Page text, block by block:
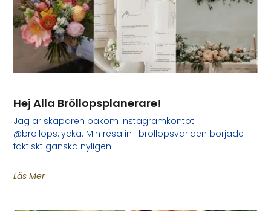
Hej Alla Bröllopsplanerare!
Jag är skaparen bakom Instagramkontot
@brollops.lycka. Min resa in i bröllopsvärlden började
faktiskt ganska nyligen
Läs Mer